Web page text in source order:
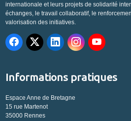
internationale et leurs projets de solidarité
échanges, le travail collaboratif, le
valorisation des initiatives.
Informations pratiques
Espace Anne de Bretagne
15 rue Martenot
35000 Rennes